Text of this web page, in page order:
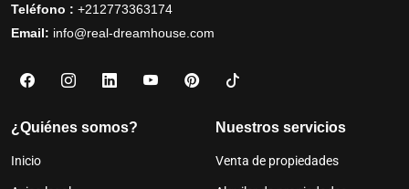
Teléfono : +212773363174
Email: info@real-dreamhouse.com
¿Quiénes somos?
Inicio
Nuestros servicios
Venta de propiedades